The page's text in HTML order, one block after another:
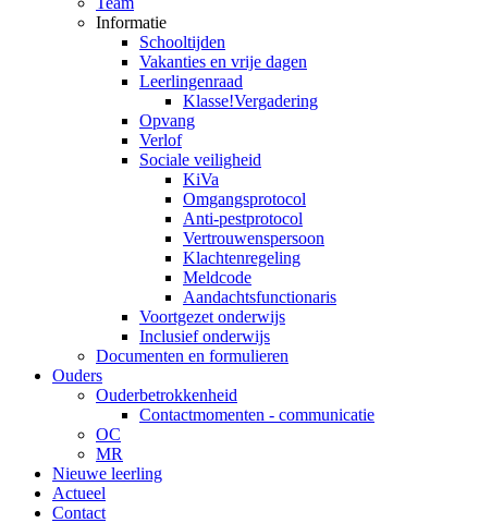
Informatie
Schooltijden
Vakanties en vrije dagen
Leerlingenraad
Klasse!Vergadering
Opvang
Verlof
Sociale veiligheid
KiVa
Omgangsprotocol
Anti-pestprotocol
Vertrouwenspersoon
Klachtenregeling
Meldcode
Aandachtsfunctionaris
Voortgezet onderwijs
Inclusief onderwijs
Documenten en formulieren
Ouders
Ouderbetrokkenheid
Contactmomenten - communicatie
OC
MR
Nieuwe leerling
Actueel
Contact